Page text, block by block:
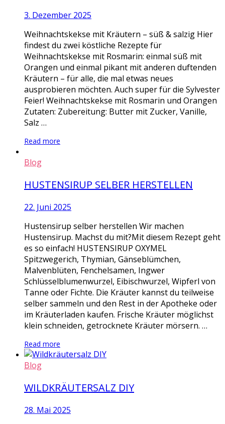
3. Dezember 2025
Weihnachtskekse mit Kräutern – süß & salzig Hier
findest du zwei köstliche Rezepte für
Weihnachtskekse mit Rosmarin: einmal süß mit
Orangen und einmal pikant mit anderen duftenden
Kräutern – für alle, die mal etwas neues
ausprobieren möchten. Auch super für die Sylvester
Feier! Weihnachtskekse mit Rosmarin und Orangen
Zutaten: Zubereitung: Butter mit Zucker, Vanille,
Salz …
Read more
Blog
HUSTENSIRUP SELBER HERSTELLEN
22. Juni 2025
Hustensirup selber herstellen Wir machen
Hustensirup. Machst du mit?Mit diesem Rezept geht
es so einfach! HUSTENSIRUP OXYMEL
Spitzwegerich, Thymian, Gänseblümchen,
Malvenblüten, Fenchelsamen, Ingwer
Schlüsselblumenwurzel, Eibischwurzel, Wipferl von
Tanne oder Fichte. Die Kräuter kannst du teilweise
selber sammeln und den Rest in der Apotheke oder
im Kräuterladen kaufen. Frische Kräuter möglichst
klein schneiden, getrocknete Kräuter mörsern. …
Read more
Blog
WILDKRÄUTERSALZ DIY
28. Mai 2025